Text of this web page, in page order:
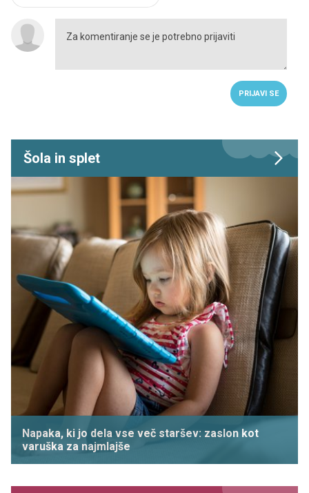
PRIJAVI SE
Šola in splet
Napaka, ki jo dela vse več staršev: zaslon kot
varuška za najmlajše